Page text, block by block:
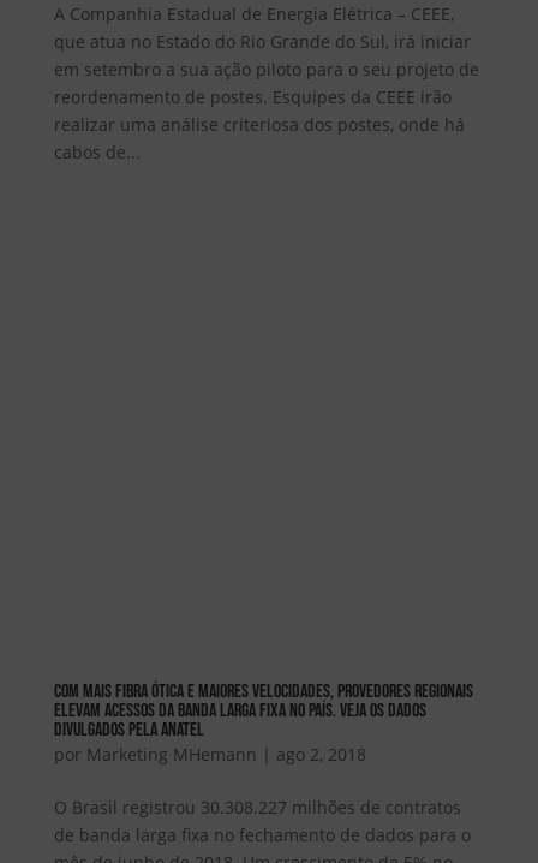
A Companhia Estadual de Energia Elétrica – CEEE,
que atua no Estado do Rio Grande do Sul, irá iniciar
em setembro a sua ação piloto para o seu projeto de
reordenamento de postes. Esquipes da CEEE irão
realizar uma análise criteriosa dos postes, onde há
cabos de...
Com mais fibra ótica e maiores velocidades, provedores regionais
elevam acessos da banda larga fixa no país. Veja os dados
divulgados pela Anatel
por Marketing MHemann | ago 2, 2018
O Brasil registrou 30.308.227 milhões de contratos
de banda larga fixa no fechamento de dados para o